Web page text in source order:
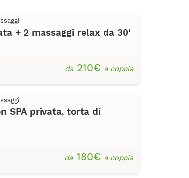
+ 2 massaggi relax da 30'
da210€ a coppia
SPA privata, torta di
da180€ a coppia